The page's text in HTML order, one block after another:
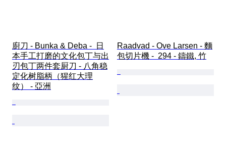
廚刀 - Bunka & Deba -  日
本手工打磨的文化包丁与出
刃包丁两件套厨刀 - 八角稳
定化树脂柄（猩红大理
纹） - 亞洲
Raadvad - Ove Larsen - 麵
包切片機 -  294 - 鑄鐵, 竹